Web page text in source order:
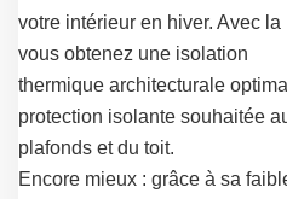
votre intérieur en hiver. Avec la
vous obtenez une isolation
thermique architecturale
protection isolante souhaitée
plafonds et du toit.
Encore mieux : grâce à sa